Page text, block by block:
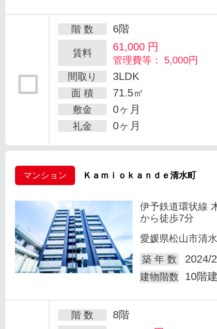
階 数 6階
賃料 61,000 円
管理費等： 5,000円
間取り
3LDK
面 積 71.5㎡
敷金 0ヶ月
礼金 0ヶ月
マンション Ｋａｍｉｏｋａｎｄｅ清水町
伊予鉄道環状線
から徒歩7分
愛媛県松山市清
築 年 数
2024/
建物階数 10階
階 数 8階